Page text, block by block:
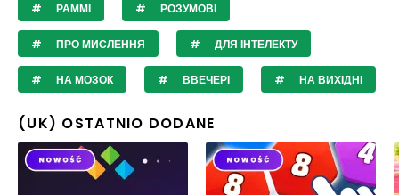
РАММІ РОЗУМОВІ
ПРО МИСЛЕННЯ ДЛЯ ІНТЕЛЕКТУ
НА МОЗОК ВВЕЧЕРІ НА ВИХІДНІ
(UK) OSTATNIO DODANE